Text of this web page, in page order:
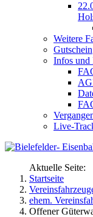
Weitere
Gutschein
Infos und
Live-
Aktuelle Seite:
Startseite
ehem.
Offener